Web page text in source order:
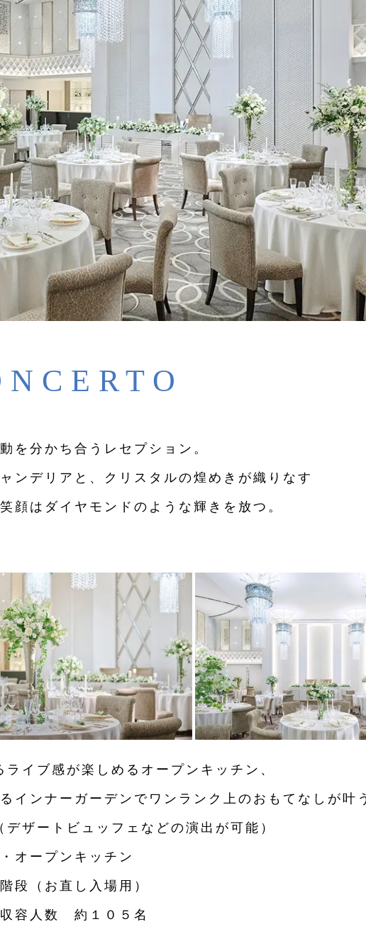
を分かち合うレセプション。
ンデリアと、クリスタルの煌めきが織りなす
顔はダイヤモンドのような輝きを放つ。
イブ感が楽しめる オープンキッチン、
インナーガーデンでワンランク上の おもてなしが叶
（デザートビュッフェなどの演出が可能）
・オープンキッチン
階段（お直し入場用）
収容人数 約１０５名